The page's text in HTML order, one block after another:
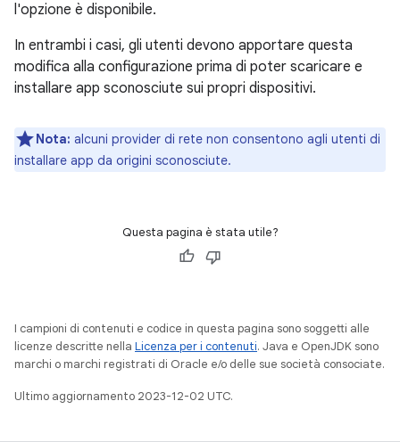
l'opzione è disponibile.
In entrambi i casi, gli utenti devono apportare questa
modifica alla configurazione prima di poter scaricare e
installare app sconosciute sui propri dispositivi.
Nota: alcuni provider di rete non consentono agli utenti di
installare app da origini sconosciute.
Questa pagina è stata utile?
I campioni di contenuti e codice in questa pagina sono soggetti alle
licenze descritte nella Licenza per i contenuti. Java e OpenJDK sono
marchi o marchi registrati di Oracle e/o delle sue società consociate.
Ultimo aggiornamento 2023-12-02 UTC.